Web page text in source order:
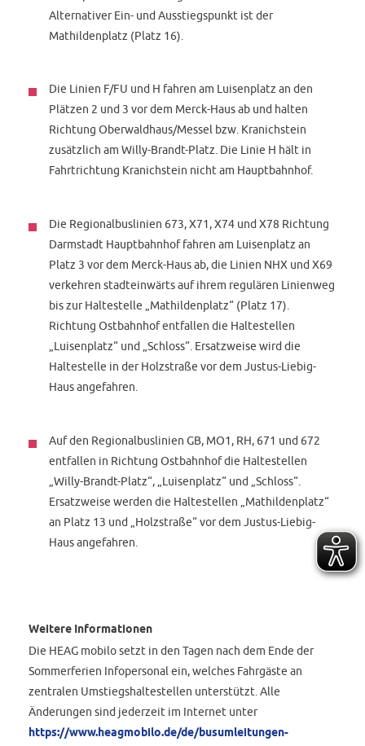
Alternativer Ein- und Ausstiegspunkt ist der
Mathildenplatz (Platz 16).
Die Linien F/FU und H fahren am Luisenplatz an den
Plätzen 2 und 3 vor dem Merck-Haus ab und halten
Richtung Oberwaldhaus/Messel bzw. Kranichstein
zusätzlich am Willy-Brandt-Platz. Die Linie H hält in
Fahrtrichtung Kranichstein nicht am Hauptbahnhof.
Die Regionalbuslinien 673, X71, X74 und X78 Richtung
Darmstadt Hauptbahnhof fahren am Luisenplatz an
Platz 3 vor dem Merck-Haus ab, die Linien NHX und X69
verkehren stadteinwärts auf ihrem regulären Linienweg
bis zur Haltestelle „Mathildenplatz“ (Platz 17).
Richtung Ostbahnhof entfallen die Haltestellen
„Luisenplatz“ und „Schloss“. Ersatzweise wird die
Haltestelle in der Holzstraße vor dem Justus-Liebig-
Haus angefahren.
Auf den Regionalbuslinien GB, MO1, RH, 671 und 672
entfallen in Richtung Ostbahnhof die Haltestellen
„Willy-Brandt-Platz“, „Luisenplatz“ und „Schloss“.
Ersatzweise werden die Haltestellen „Mathildenplatz“
an Platz 13 und „Holzstraße“ vor dem Justus-Liebig-
Haus angefahren.
Weitere Informationen
Die HEAG mobilo setzt in den Tagen nach dem Ende der
Sommerferien Infopersonal ein, welches Fahrgäste an
zentralen Umstiegshaltestellen unterstützt. Alle
Änderungen sind jederzeit im Internet unter
https://www.heagmobilo.de/de/busumleitungen-